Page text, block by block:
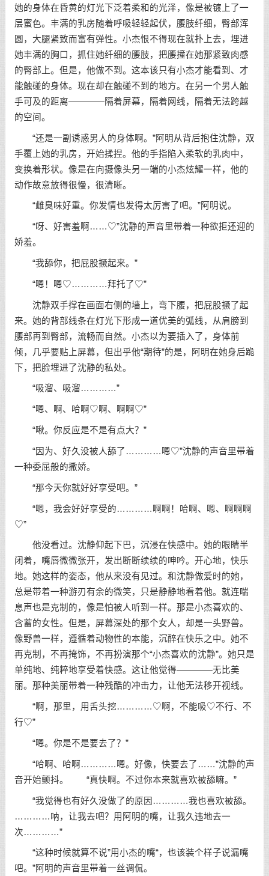
她的身体在昏黄的灯光下泛着柔和的光泽，像是被镀上了一
层蜜色。丰满的乳房随着呼吸轻轻起伏，腰肢纤细，臀部浑
圆，大腿紧致而富有弹性。小杰恨不得现在就扑上去，埋进
她丰满的胸口，抓住她纤细的腰肢，把腰撞在她那紧致肉感
的臀部上。但是，他做不到。这本该只有小杰才能看到、才
能触碰的身体。现在却在触碰不到的地方。在另一个男人触
手可及的距离————隔着屏幕，隔着网线，隔着无法跨越
的空间。
“还是一副诱惑男人的身体啊。”阿明从背后抱住沈静，双
手覆上她的乳房，开始揉捏。他的手指陷入柔软的乳肉中，
变换着形状。像是在向摄像头另一端的小杰炫耀一样，他的
动作故意放得很慢，很清晰。
“雌臭味好重。你发情也发得太厉害了吧。”阿明说。
“呀、好害羞啊……♡”沈静的声音里带着一种欲拒还迎的
娇羞。
“我舔你，把屁股撅起来。”
“嗯！嗯♡…………拜托了♡”
沈静双手撑在画面右侧的墙上，弯下腰，把屁股撅了起
来。她的背部线条在灯光下形成一道优美的弧线，从肩膀到
腰部再到臀部，流畅而自然。小杰以为要插入了，身体前
倾，几乎要贴上屏幕，但出乎他“期待”的是，阿明在她身后跪
下，把脸埋进了沈静的私处。
“吸溜、吸溜…………”
“嗯、啊、哈啊♡啊、啊啊♡”
“啾。你反应是不是有点大？”
“因为、好久没被人舔了…………嗯♡”沈静的声音里带着
一种委屈般的撒娇。
“那今天你就好好享受吧。”
“嗯，我会好好享受的…………啊啊！哈啊、嗯、啊啊啊
♡”
他没看过。沈静仰起下巴，沉浸在快感中。她的眼睛半
闭着，嘴唇微微张开，发出断断续续的呻吟。开心地，快乐
地。她这样的姿态，他从来没有见过。和沈静做爱时的她，
总是带着一种游刃有余的微笑，只是静静地看着他。就连喘
息声也是克制的，像是怕被人听到一样。那是小杰喜欢的、
含蓄的女性。但是，屏幕深处的那个女人，却是一头野兽。
像野兽一样，遵循着动物性的本能，沉醉在快乐之中。她不
再克制，不再掩饰，不再扮演那个“小杰喜欢的沈静”。她只是
单纯地、纯粹地享受着快感。这让他觉得————无比美
丽。那种美丽带着一种残酷的冲击力，让他无法移开视线。
“啊，那里，用舌头挖…………♡啊，不能吸♡不行、不
行♡”
“嗯。你是不是要去了？”
“哈啊、哈啊…………嗯。好像，快要去了……”沈静的声
音开始颤抖。 “真快啊。不过你本来就喜欢被舔嘛。”
“我觉得也有好久没做了的原因…………我也喜欢被舔。
…………呐，让我去吧？用阿明的嘴，让我久违地去一
次…………”
“这种时候就算不说”用小杰的嘴“，也该装个样子说漏嘴
吧。”阿明的声音里带着一丝调侃。